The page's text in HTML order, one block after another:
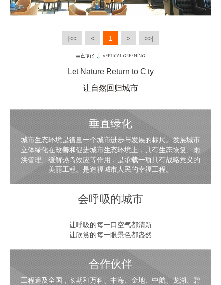
|<< < 1 > >>|
Let Nature Return to City
让自然回归城市
垂直绿化
城市生态环境是衡量一个城市进步与发展的标尺。发展城市
立体绿化在改善和促进城市生态环境上，具有生态恢复、雨
洪管理、缓解热岛效应等作用，是承载一项具有战略意义的
美丽工程。是造福城市人民的幸福工程。
会呼吸的城市
让呼吸的每一口空气都清新
让欣赏的每一眼景色都盎然
合作伙伴
工程遍及全国，长期和万科、中海、金地、中航、龙湖、碧